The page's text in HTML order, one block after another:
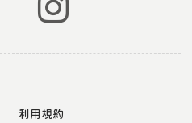
利用規約